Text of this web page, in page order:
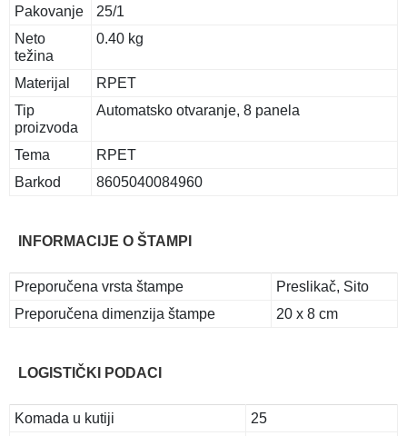
Pakovanje
25/1
Neto
težina
0.40 kg
Materijal
RPET
Tip
proizvoda
Automatsko otvaranje, 8 panela
Tema
RPET
Barkod
8605040084960
INFORMACIJE O ŠTAMPI
Preporučena vrsta štampe
Preslikač, Sito
Preporučena dimenzija štampe
20 x 8 cm
LOGISTIČKI PODACI
Komada u kutiji
25